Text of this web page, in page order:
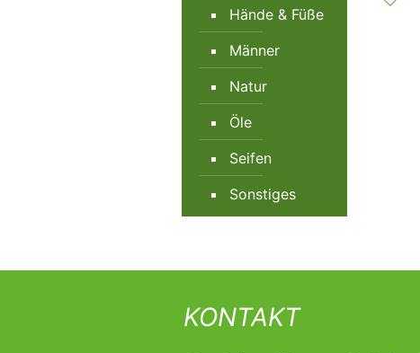
Hände & Füße
Männer
Natur
Öle
Seifen
Sonstiges
KONTAKT